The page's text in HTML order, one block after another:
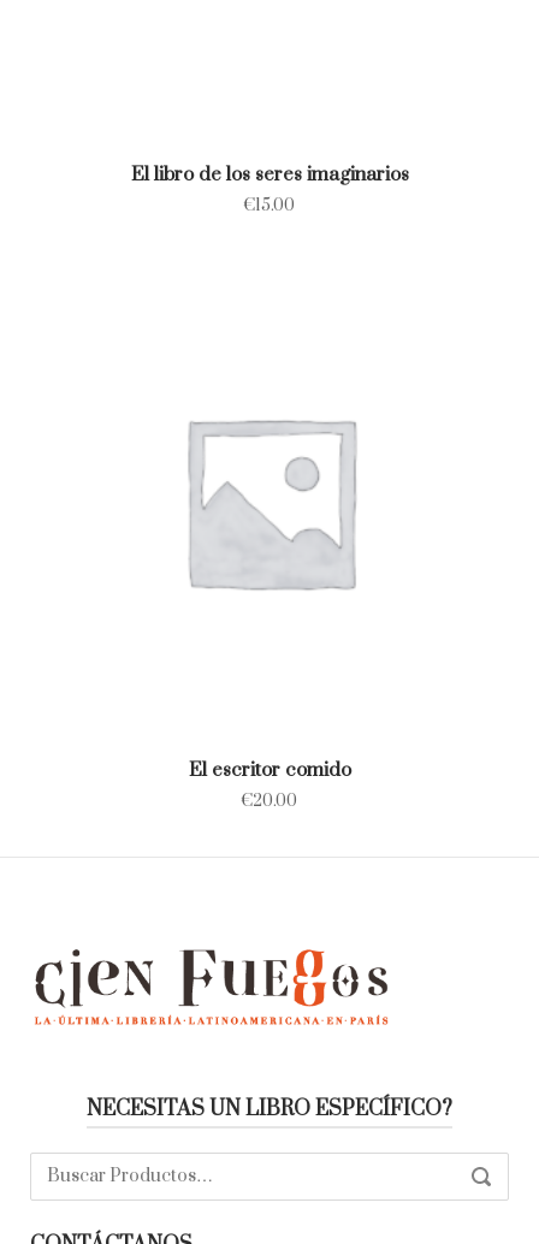
El libro de los seres imaginarios
€15.00
El escritor comido
€20.00
NECESITAS UN LIBRO ESPECÍFICO?
Buscar: